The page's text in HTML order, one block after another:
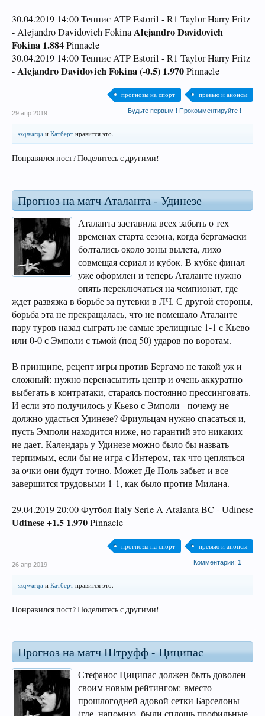
30.04.2019 14:00 Теннис ATP Estoril - R1 Taylor Harry Fritz
- Alejandro Davidovich FokinaAlejandro Davidovich
Fokina 1.884Pinnacle
30.04.2019 14:00 Теннис ATP Estoril - R1 Taylor Harry Fritz
-Alejandro Davidovich Fokina (-0.5) 1.970Pinnacle
прогнозы на спорт превью и анонсы
Будьте первым ! Прокомментируйте !
29 апр 2019
szqwarqa и Катберт нравится это.
Понравился пост? Поделитесь с другими!
Прогноз на матч Аталанта - Удинезе
Аталанта заставила всех забыть о тех
временах старта сезона, когда бергамаски
болтались около зоны вылета, лихо
совмещая сериал и кубок. В кубке финал
уже оформлен и теперь Аталанте нужно
опять переключаться на чемпионат, где
ждет развязка в борьбе за путевки в ЛЧ. С другой стороны,
борьба эта не прекращалась, что не помешало Аталанте
пару туров назад сыграть не самые зрелищные 1-1 с Кьево
или 0-0 с Эмполи с тьмой (под 50) ударов по воротам.
В принципе, рецепт игры против Бергамо не такой уж и
сложный: нужно перенасытить центр и очень аккуратно
выбегать в контратаки, стараясь постоянно прессинговать.
И если это получилось у Кьево с Эмполи - почему не
должно удасться Удинезе? Фриульцам нужно спасаться и,
пусть Эмполи находится ниже, но гарантий это никаких
не дает. Календарь у Удинезе можно было бы назвать
терпимым, если бы не игра с Интером, так что цепляться
за очки они будут точно. Может Де Поль забьет и все
завершится трудовыми 1-1, как было против Милана.
29.04.2019 20:00 Футбол Italy Serie A Atalanta BC - Udinese
Udinese +1.5 1.970Pinnacle
прогнозы на спорт превью и анонсы
Комментарии: 1
26 апр 2019
szqwarqa и Катберт нравится это.
Понравился пост? Поделитесь с другими!
Прогноз на матч Штруфф - Циципас
Стефанос Циципас должен быть доволен
своим новым рейтингом: вместо
прошлогодней адовой сетки Барселоны